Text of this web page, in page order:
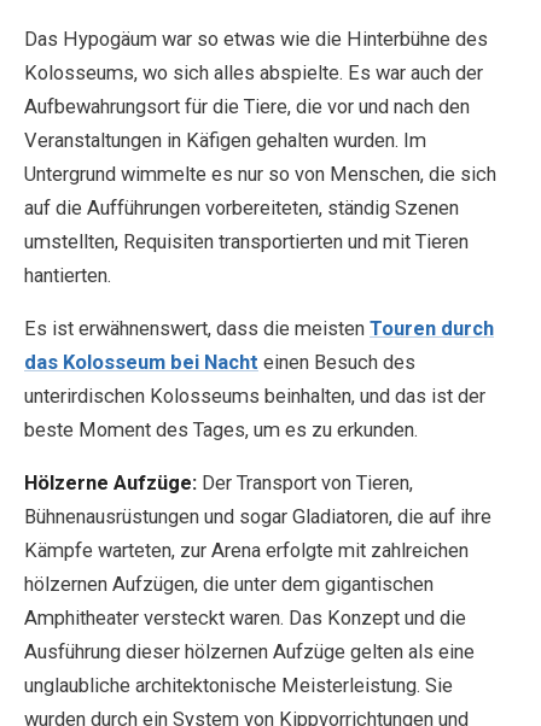
Das Hypogäum war so etwas wie die Hinterbühne des
Kolosseums, wo sich alles abspielte. Es war auch der
Aufbewahrungsort für die Tiere, die vor und nach den
Veranstaltungen in Käfigen gehalten wurden. Im
Untergrund wimmelte es nur so von Menschen, die sich
auf die Aufführungen vorbereiteten, ständig Szenen
umstellten, Requisiten transportierten und mit Tieren
hantierten.
Es ist erwähnenswert, dass die meisten Touren durch
das Kolosseum bei Nacht einen Besuch des
unterirdischen Kolosseums beinhalten, und das ist der
beste Moment des Tages, um es zu erkunden.
Hölzerne Aufzüge: Der Transport von Tieren,
Bühnenausrüstungen und sogar Gladiatoren, die auf ihre
Kämpfe warteten, zur Arena erfolgte mit zahlreichen
hölzernen Aufzügen, die unter dem gigantischen
Amphitheater versteckt waren. Das Konzept und die
Ausführung dieser hölzernen Aufzüge gelten als eine
unglaubliche architektonische Meisterleistung. Sie
wurden durch ein System von Kippvorrichtungen und